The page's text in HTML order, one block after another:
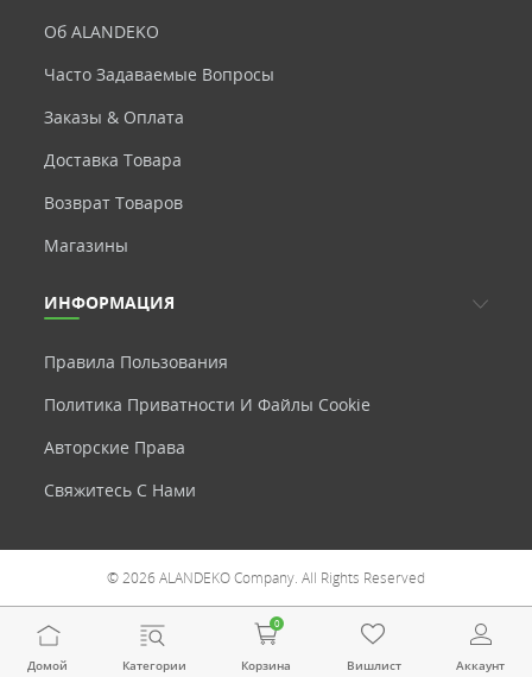
Об ALANDEKO
Часто Задаваемые Вопросы
Заказы & Оплата
Доставка Товара
Возврат Товаров
Магазины
ИНФОРМАЦИЯ
Правила Пользования
Политика Приватности И Файлы Cookie
Авторские Права
Свяжитесь С Нами
© 2026 ALANDEKO Company. All Rights Reserved
Домой Категории Корзина
0
Вишлист Аккаунт